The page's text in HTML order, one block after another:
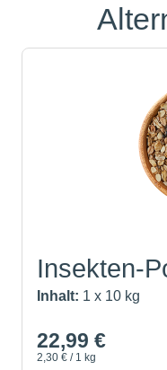
Produktgalerie
Insekten-
Inhalt: 1 x 10 kg
22,99 €
2,30 € / 1 kg